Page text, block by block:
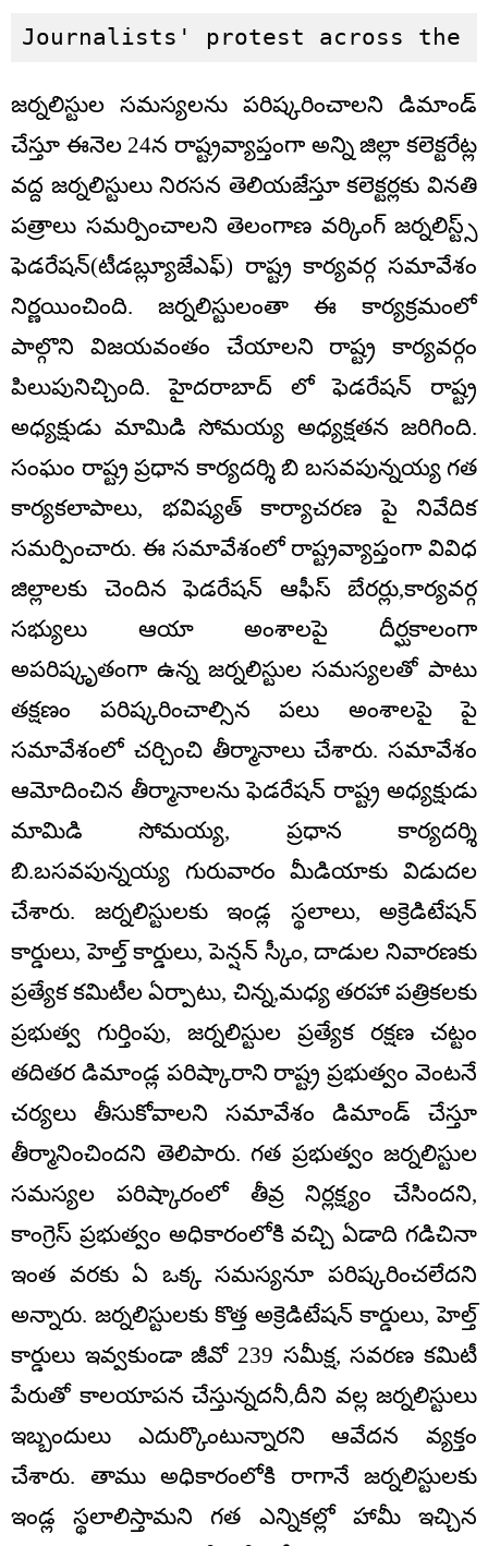
Journalists' protest across the
జర్నలిస్టుల సమస్యలను పరిష్కరించాలని డిమాండ్
చేస్తూ ఈనెల 24న రాష్ట్రవ్యాప్తంగా అన్ని జిల్లా కలెక్టరేట్ల
వద్ద జర్నలిస్టులు నిరసన తెలియజేస్తూ కలెక్టర్లకు వినతి
పత్రాలు సమర్పించాలని తెలంగాణ వర్కింగ్ జర్నలిస్ట్స్
ఫెడరేషన్(టీడబ్ల్యూజేఎఫ్) రాష్ట్ర కార్యవర్గ సమావేశం
నిర్ణయించింది. జర్నలిస్టులంతా ఈ కార్యక్రమంలో
పాల్గొని విజయవంతం చేయాలని రాష్ట్ర కార్యవర్గం
పిలుపునిచ్చింది. హైదరాబాద్ లో ఫెడరేషన్ రాష్ట్ర
అధ్యక్షుడు మామిడి సోమయ్య అధ్యక్షతన జరిగింది.
సంఘం రాష్ట్ర ప్రధాన కార్యదర్శి బి బసవపున్నయ్య గత
కార్యకలాపాలు, భవిష్యత్ కార్యాచరణ పై నివేదిక
సమర్పించారు. ఈ స‌మావేశంలో రాష్ట్రవ్యాప్తంగా వివిధ
జిల్లాలకు చెందిన ఫెడరేషన్ ఆఫీస్ బేరర్లు,కార్యవర్గ
సభ్యులు ఆయా అంశాలపై దీర్ఘకాలంగా
అపరిష్కృతంగా ఉన్న జర్నలిస్టుల సమస్యలతో పాటు
తక్షణం పరిష్కరించాల్సిన పలు అంశాలపై పై
సమావేశంలో చర్చించి తీర్మానాలు చేశారు. సమావేశం
ఆమోదించిన తీర్మానాలను ఫెడరేషన్ రాష్ట్ర అధ్యక్షుడు
మామిడి సోమయ్య, ప్రధాన కార్యదర్శి
బి.బసవపున్నయ్య గురువారం మీడియాకు విడుదల
చేశారు. జర్నలిస్టులకు ఇండ్ల స్థలాలు, అక్రెడిటేషన్
కార్డులు, హెల్త్ కార్డులు, పెన్షన్ స్కీం, దాడుల నివారణకు
ప్రత్యేక కమిటీల ఏర్పాటు, చిన్న,మధ్య తరహా పత్రికలకు
ప్రభుత్వ గుర్తింపు, జర్నలిస్టుల ప్రత్యేక రక్షణ చట్టం
తదితర డిమాండ్ల పరిష్కారాని రాష్ట్ర ప్రభుత్వం వెంటనే
చర్యలు తీసుకోవాలని సమావేశం డిమాండ్ చేస్తూ
తీర్మానించిందని తెలిపారు. గత ప్రభుత్వం జర్నలిస్టుల
సమస్యల పరిష్కారంలో తీవ్ర నిర్లక్ష్యం చేసిందని,
కాంగ్రెస్ ప్రభుత్వం అధికారంలోకి వచ్చి ఏడాది గడిచినా
ఇంత వరకు ఏ ఒక్క సమస్యనూ పరిష్కరించలేదని
అన్నారు. జర్నలిస్టులకు కొత్త అక్రెడిటేషన్ కార్డులు, హెల్త్
కార్డులు ఇవ్వకుండా జీవో 239 సమీక్ష, సవరణ కమిటీ
పేరుతో కాలయాపన చేస్తున్నదనీ,దీని వల్ల జర్నలిస్టులు
ఇబ్బందులు ఎదుర్కొంటున్నారని ఆవేదన వ్యక్తం
చేశారు. తాము అధికారంలోకి రాగానే జర్నలిస్టులకు
ఇండ్ల స్థలాలిస్తామని గత ఎన్నికల్లో హామీ ఇచ్చిన